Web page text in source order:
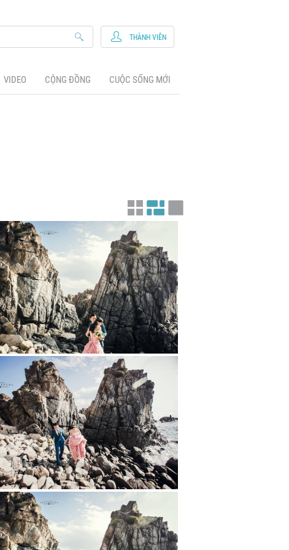
VIDEO CỘNG ĐỒNG CUỘC SỐNG MỚI
THÀNH VIÊN